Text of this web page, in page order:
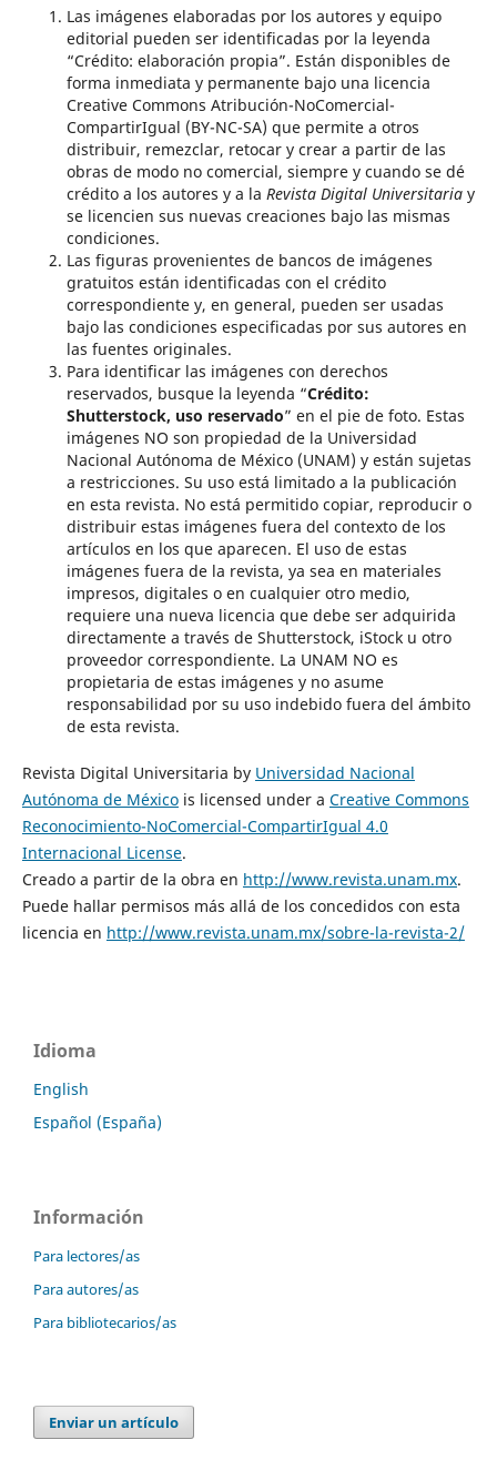
Las imágenes elaboradas por los autores y equipo
editorial pueden ser identificadas por la leyenda
“Crédito: elaboración propia”. Están disponibles de
forma inmediata y permanente bajo una licencia
Creative Commons Atribución-NoComercial-
CompartirIgual (BY-NC-SA) que permite a otros
distribuir, remezclar, retocar y crear a partir de las
obras de modo no comercial, siempre y cuando se dé
crédito a los autores y a la Revista Digital Universitariay
se licencien sus nuevas creaciones bajo las mismas
condiciones.
Las figuras provenientes de bancos de imágenes
gratuitos están identificadas con el crédito
correspondiente y, en general, pueden ser usadas
bajo las condiciones especificadas por sus autores en
las fuentes originales.
Para identificar las imágenes con derechos
reservados, busque la leyenda “Crédito:
Shutterstock, uso reservado” en el pie de foto. Estas
imágenes NO son propiedad de la Universidad
Nacional Autónoma de México (UNAM) y están sujetas
a restricciones. Su uso está limitado a la publicación
en esta revista. No está permitido copiar, reproducir o
distribuir estas imágenes fuera del contexto de los
artículos en los que aparecen. El uso de estas
imágenes fuera de la revista, ya sea en materiales
impresos, digitales o en cualquier otro medio,
requiere una nueva licencia que debe ser adquirida
directamente a través de Shutterstock, iStock u otro
proveedor correspondiente. La UNAM NO es
propietaria de estas imágenes y no asume
responsabilidad por su uso indebido fuera del ámbito
de esta revista.
Revista Digital Universitaria by Universidad Nacional
Autónoma de Méxicois licensed under a Creative Commons
Reconocimiento-NoComercial-CompartirIgual 4.0
Internacional License.
Creado a partir de la obra en http://www.revista.unam.mx.
Puede hallar permisos más allá de los concedidos con esta
licencia en http://www.revista.unam.mx/sobre-la-revista-2/
Idioma
English
Español (España)
Información
Para lectores/as
Para autores/as
Para bibliotecarios/as
Enviar un artículo